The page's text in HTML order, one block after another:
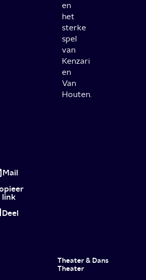
en
het
sterke
spel
van
Kenzari
en
Van
Houten.
op
NPO
3:
sexy
machtsspel
Mail
link
Deel
Theater & Dans
Theater